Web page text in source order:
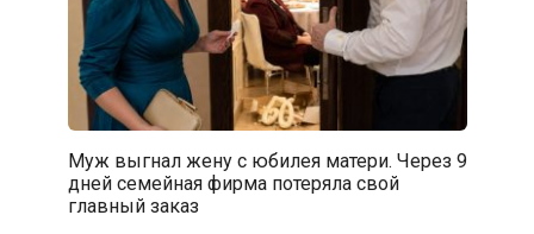
Муж выгнал жену с юбилея матери. Через 9
дней семейная фирма потеряла свой
главный заказ